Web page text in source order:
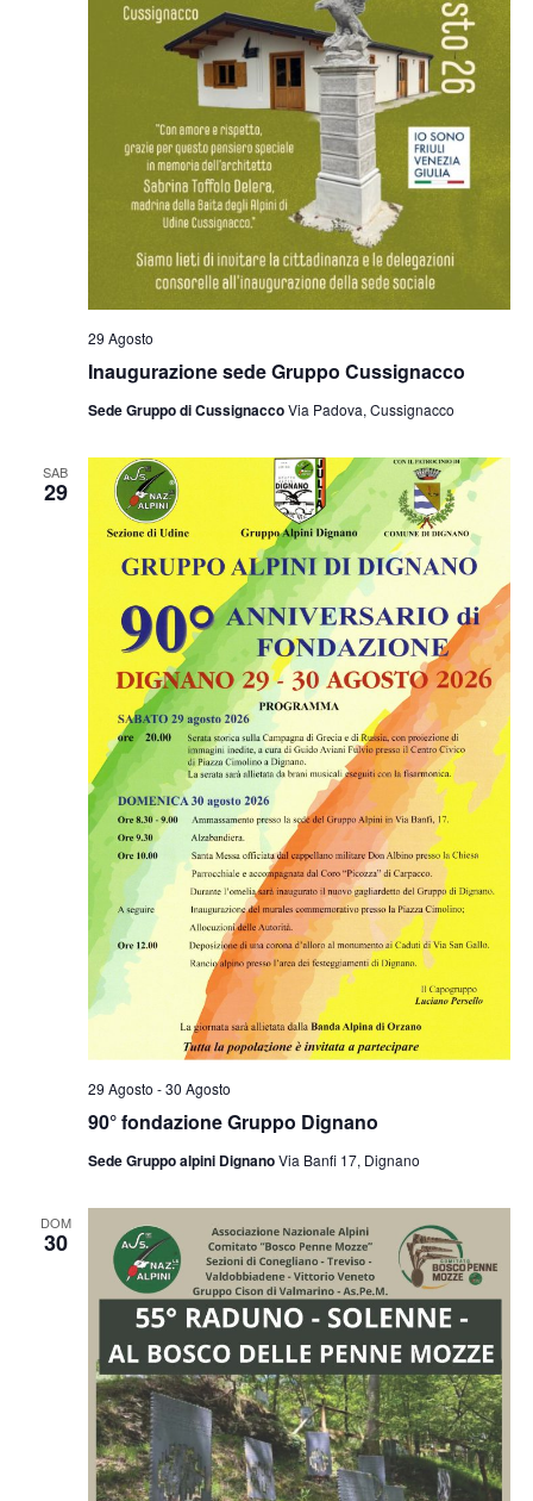
Inaugurazione sede Gruppo Cussignacco
29 Agosto
Sede Gruppo di CussignaccoVia Padova, Cussignacco
SAB
29
90° fondazione Gruppo Dignano
29 Agosto -30 Agosto
Sede Gruppo alpini DignanoVia Banfi 17, Dignano
DOM
30